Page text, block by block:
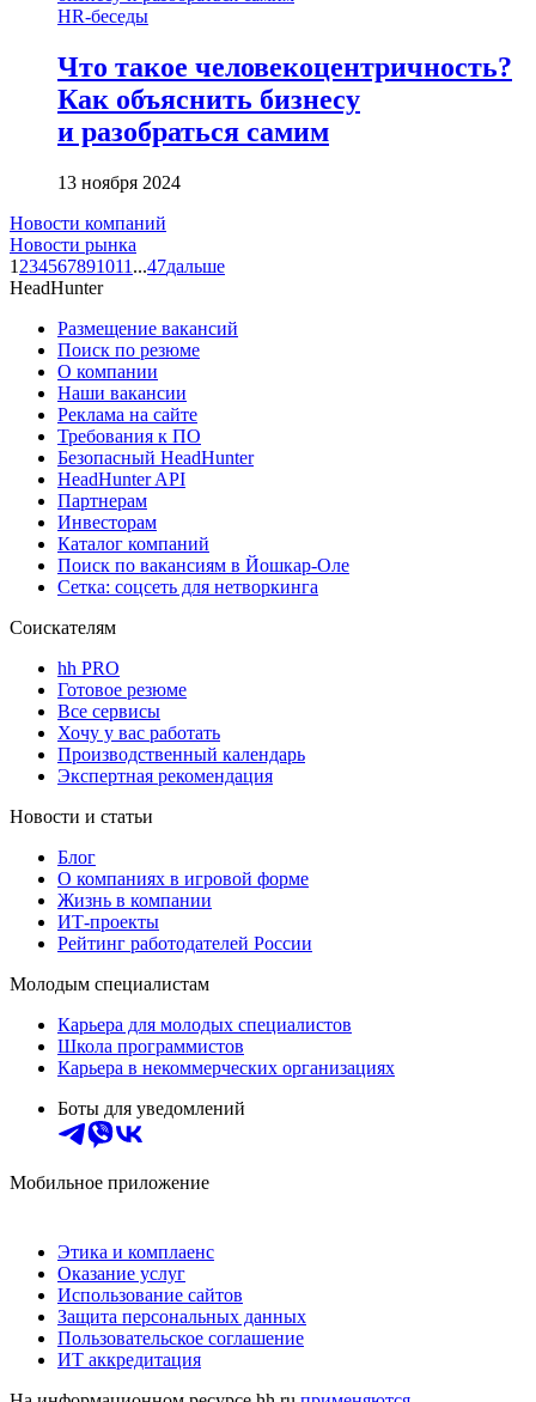
HR-беседы
Что такое человеко­центричность?
Как объяснить бизнесу
и разобраться самим
13 ноября 2024
Новости компаний
Новости рынка
1 234567891011 ...47дальше
HeadHunter
Размещение вакансий
Поиск по резюме
О компании
Наши вакансии
Реклама на сайте
Требования к ПО
Безопасный HeadHunter
HeadHunter API
Партнерам
Инвесторам
Каталог компаний
Поиск по вакансиям в Йошкар-Оле
Сетка: соцсеть для нетворкинга
Соискателям
hh PRO
Готовое резюме
Все сервисы
Хочу у вас работать
Производственный календарь
Экспертная рекомендация
Новости и статьи
Блог
О компаниях в игровой форме
Жизнь в компании
ИТ-проекты
Рейтинг работодателей России
Молодым специалистам
Карьера для молодых специалистов
Школа программистов
Карьера в некоммерческих организациях
Боты для уведомлений
Мобильное приложение
Этика и комплаенс
Оказание услуг
Использование сайтов
Защита персональных данных
Пользовательское соглашение
ИТ аккредитация